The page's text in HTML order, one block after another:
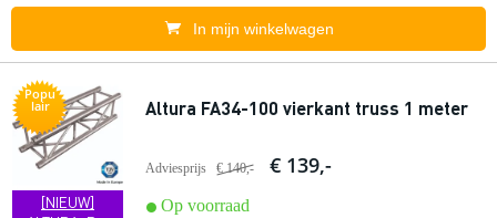
In mijn winkelwagen
Popu
lair
[NIEUW]
Altura FA34-100 vierkant truss 1 meter
Adviesprijs € 140,- € 139,-
Op voorraad